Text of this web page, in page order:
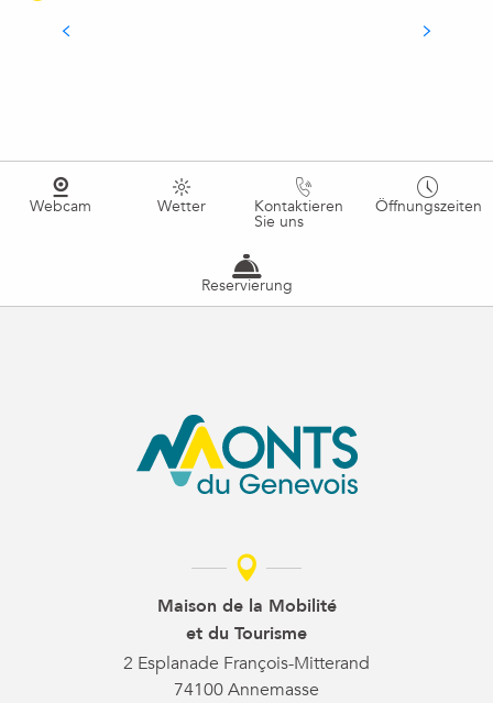
Webcam Wetter Kontaktieren
Sie uns
Öffnungszeiten
Reservierung
Maison de la Mobilité
et du Tourisme
2 Esplanade François-Mitterand
74100 Annemasse